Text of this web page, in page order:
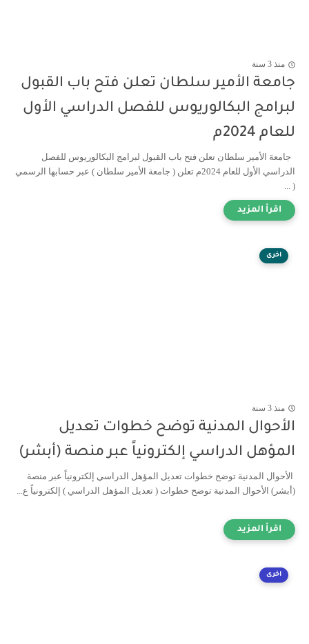
منذ 3 سنة
جامعة الأمير سلطان تعلن فتح باب القبول
لبرامج البكالوريوس للفصل الدراسي الأول
للعام 2024م
جامعة الأمير سلطان تعلن فتح باب القبول لبرامج البكالوريوس للفصل
الدراسي الأول للعام 2024م تعلن ( جامعة الأمير سلطان ) عبر حسابها الرسمي
( ...
اخرى
منذ 3 سنة
الأحوال المدنية توضح خطوات تعديل
المؤهل الدراسي إلكترونياً عبر منصة (أبشر)
الأحوال المدنية توضح خطوات تعديل المؤهل الدراسي إلكترونياً عبر منصة
(أبشر) الأحوال المدنية توضح خطوات ( تعديل المؤهل الدراسي ) إلكترونياً ع...
اخرى